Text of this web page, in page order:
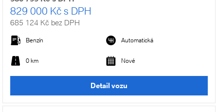
829 000 Kč s DPH
685 124 Kč bez DPH
Benzín Automatická
0 km Nové
Detail vozu